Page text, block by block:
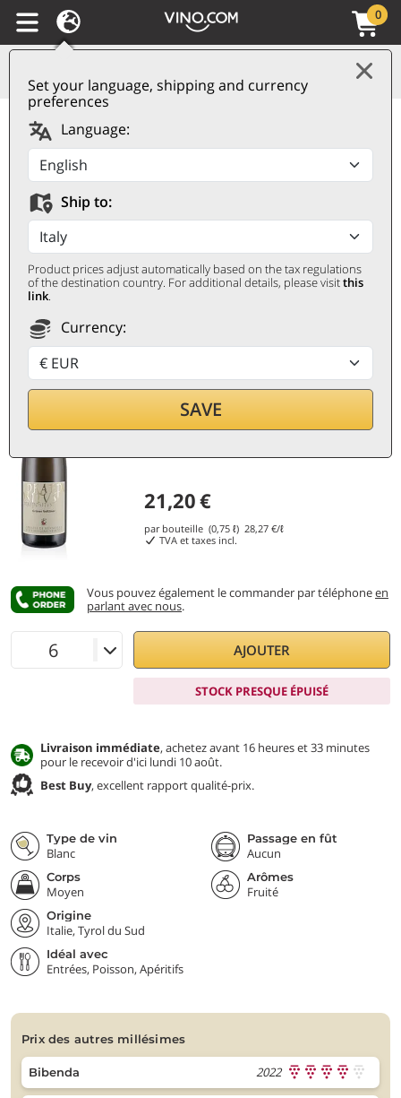
Set your language, shipping and currency
preferences
Language:
Ship to:
Product prices adjust automatically based on the tax regulations
of the destination country. For additional details, please visitthis
link.
Currency:
SAVE
0
Südtirol - Alto Adige
Valle Isarco DOC
Praepositus Grüner
Veltliner 2023 Abbazia
di Novacella
ABBAZIA DI NOVACELLA
0,75 ℓ
21,20€
par bouteille (0,75 ℓ)28,27 €/ℓ
TVA et taxes incl.
Vous pouvez également le commander par téléphoneen
parlant avec nous.
AJOUTER
STOCK PRESQUE ÉPUISÉ
Livraison immédiate, achetez avant 16 heures et 33 minutes
pour le recevoir d'ici lundi 10 août.
Best Buy, excellent rapport qualité-prix.
Type de vin
Blanc
Passage en fût
Aucun
Corps
Moyen
Arômes
Fruité
Origine
Italie, Tyrol du Sud
Idéal avec
Entrées, Poisson, Apéritifs
prix des autres millésimes
Bibenda 2022